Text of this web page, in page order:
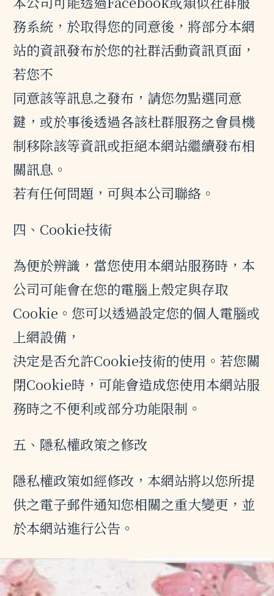
務系統，於取得您的同意後，將部分本網
站的資訊發布於您的社群活動資訊頁面，
若您不
同意該等訊息之發布，請您勿點選同意
鍵，或於事後透過各該杜群服務之會員機
制移除該等資訊或拒絕本網站繼續發布相
關訊息。
若有任何問題，可與本公司聯絡。
四、Cookie技術
為便於辨識，當您使用本網站服務時，本
公司可能會在您的電腦上殼定與存取
Cookie。您可以透過設定您的個人電腦或
上網設備，
決定是否允許Cookie技術的使用。若您關
閉Cookie時，可能會造成您使用本網站服
務時之不便利或部分功能限制。
五、隱私權政策之修改
隱私權政策如經修改，本網站將以您所提
供之電子郵件通知您相關之重大變更，並
於本網站進行公告。